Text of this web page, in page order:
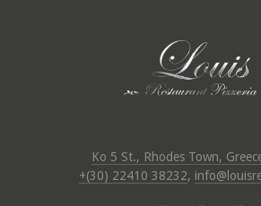
Ko 5 St., Rhodes Town,
+(30) 22410 38232,